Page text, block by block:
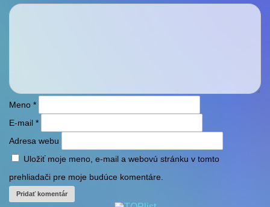
Meno *
E-mail *
Adresa webu
Uložiť moje meno, e-mail a webovú stránku v tomto
prehliadači pre moje budúce komentáre.